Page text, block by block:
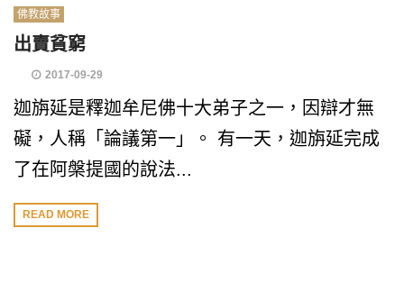
佛教故事
出賣貧窮
2017-09-29
迦旃延是釋迦牟尼佛十大弟子之一，因辯才無
礙，人稱「論議第一」。 有一天，迦旃延完成
了在阿槃提國的說法...
READ MORE